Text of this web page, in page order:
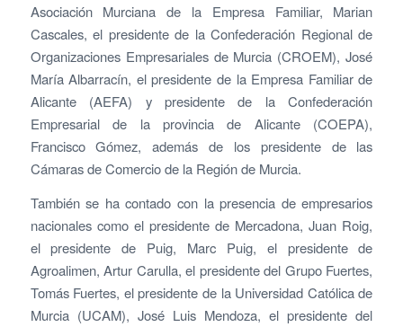
Asociación Murciana de la Empresa Familiar, Marian
Cascales, el presidente de la Confederación Regional de
Organizaciones Empresariales de Murcia (CROEM), José
María Albarracín, el presidente de la Empresa Familiar de
Alicante (AEFA) y presidente de la Confederación
Empresarial de la provincia de Alicante (COEPA),
Francisco Gómez, además de los presidente de las
Cámaras de Comercio de la Región de Murcia.
También se ha contado con la presencia de empresarios
nacionales como el presidente de Mercadona, Juan Roig,
el presidente de Puig, Marc Puig, el presidente de
Agroalimen, Artur Carulla, el presidente del Grupo Fuertes,
Tomás Fuertes, el presidente de la Universidad Católica de
Murcia (UCAM), José Luis Mendoza, el presidente del